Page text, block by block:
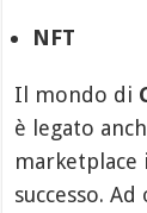
NFT
Il mondo di
è legato
marketplace
successo.